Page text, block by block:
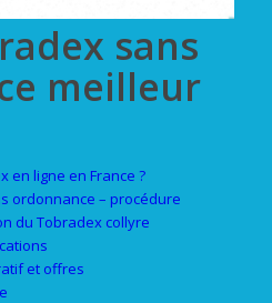
sans
meilleur
en ligne en France ?
ordonnance – procédure
du Tobradex collyre
et offres